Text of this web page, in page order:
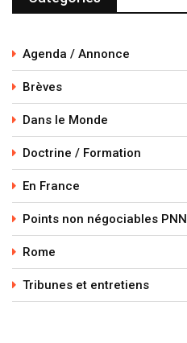
Agenda / Annonce
Brèves
Dans le Monde
Doctrine / Formation
En France
Points non négociables PNN
Rome
Tribunes et entretiens